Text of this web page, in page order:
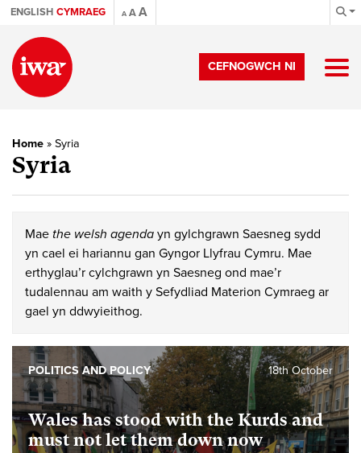
ENGLISH CYMRAEG A AA
CEFNOGWCH NI
Home » Syria
Syria
Mae the welsh agenda yn gylchgrawn Saesneg sydd
yn cael ei hariannu gan Gyngor Llyfrau Cymru. Mae
erthyglau’r cylchgrawn yn Saesneg ond mae’r
tudalennau am waith y Sefydliad Materion Cymraeg ar
gael yn ddwyieithog.
Wales has stood with the Kurds and
must not let them down now
18th October
POLITICS AND POLICY